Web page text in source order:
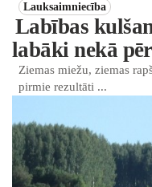
Lauksaimniecība
Labības
labāki nekā
Ziemas miežu, ziemas
pirmie rezultāti ...